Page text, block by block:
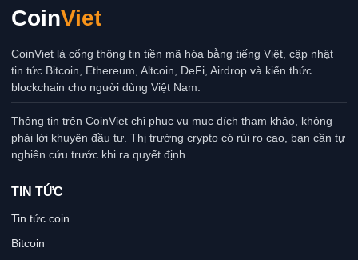
CoinViet
CoinViet là cổng thông tin tiền mã hóa bằng tiếng Việt, cập nhật
tin tức Bitcoin, Ethereum, Altcoin, DeFi, Airdrop và kiến thức
blockchain cho người dùng Việt Nam.
Thông tin trên CoinViet chỉ phục vụ mục đích tham khảo, không
phải lời khuyên đầu tư. Thị trường crypto có rủi ro cao, bạn cần tự
nghiên cứu trước khi ra quyết định.
TIN TỨC
Tin tức coin
Bitcoin